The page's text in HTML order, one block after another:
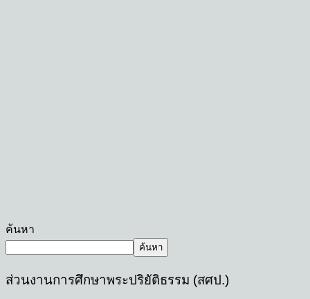
ค้นหา
ค้นหา
ส่วนงานการศึกษาพระปริยัติธรรม (สศป.)